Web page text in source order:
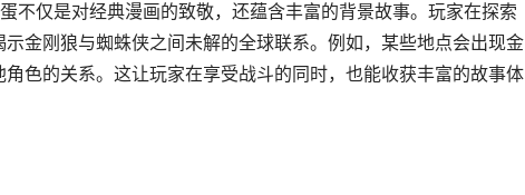
不仅是对经典漫画的致敬，还蕴含丰富的背景故事。玩家在探索
金刚狼与蜘蛛侠之间未解的全球联系。例如，某些地点会出现金
色的关系。这让玩家在享受战斗的同时，也能收获丰富的故事体